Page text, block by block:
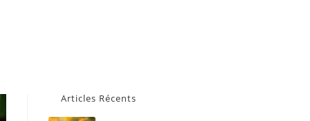
Articles Récents